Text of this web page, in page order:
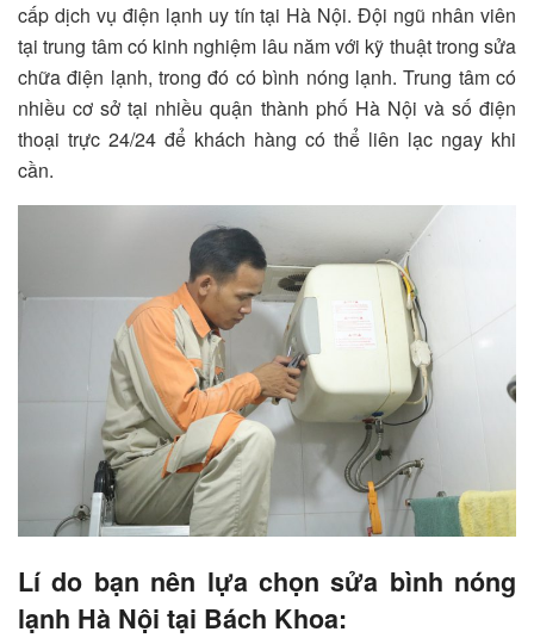
cấp dịch vụ điện lạnh uy tín tại Hà Nội. Đội ngũ nhân viên
tại trung tâm có kinh nghiệm lâu năm với kỹ thuật trong sửa
chữa điện lạnh, trong đó có bình nóng lạnh. Trung tâm có
nhiều cơ sở tại nhiều quận thành phố Hà Nội và số điện
thoại trực 24/24 để khách hàng có thể liên lạc ngay khi
cần.
Lí do bạn nên lựa chọn sửa bình nóng
lạnh Hà Nội tại Bách Khoa: